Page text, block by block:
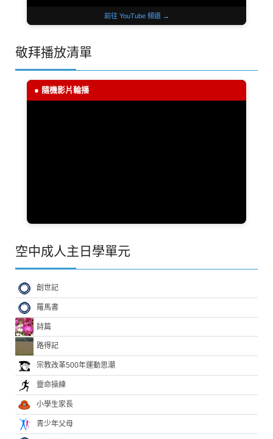
前往 YouTube 頻道 →
敬拜播放清單
● 隨機影片輪播
空中成人主日學單元
創世記
羅馬書
詩篇
路得記
宗教改革500年運動思潮
靈命操練
小學生家長
青少年父母